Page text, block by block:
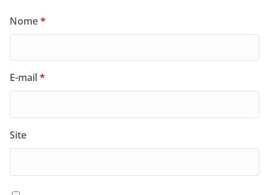
Nome*
E-mail*
Site